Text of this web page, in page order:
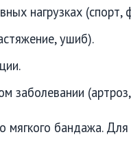
нагрузках (спорт,
ушиб).
заболевании
мягкого бандажа.